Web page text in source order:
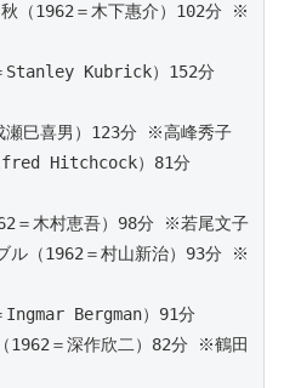
（1962＝木下惠介）102分 ※
Stanley Kubrick）152分
巳喜男）123分 ※高峰秀子
Hitchcock）81分
＝木村恵吾）98分 ※若尾文子
ル（1962＝村山新治）93分 ※
Bergman）91分
1962＝深作欣二）82分 ※鶴田